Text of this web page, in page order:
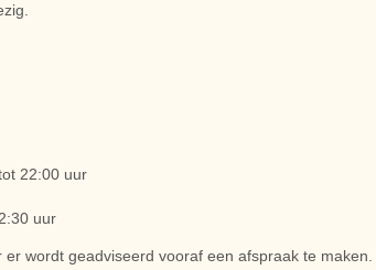
22:00 uur
uur
wordt geadviseerd vooraf een afspraak te maken.